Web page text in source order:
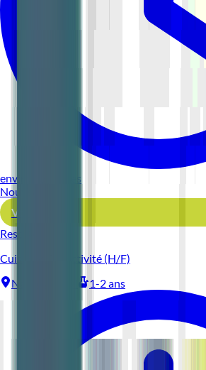
environ 5 heures
Nouveau
Voir l'offre
Reso 44
Cuisinier Collectivité (H/F)
Nantes
1-2 ans